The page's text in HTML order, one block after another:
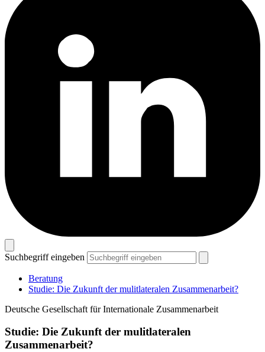
Suchbegriff eingeben
Beratung
Studie: Die Zukunft der mulitlateralen Zusammenarbeit?
Deutsche Gesellschaft für Internationale Zusammenarbeit
Studie: Die Zukunft der mulitlateralen
Zusammenarbeit?